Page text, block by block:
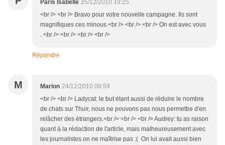
Paris Isabelle 25/12/2010 19:25
<br /> <br /> Bravo pour votre nouvelle campagne. Ils sont
magnifiques ces minous.<br /> <br /> <br /> On est avec vous
. <br /> <br /> <br /> <br />
Répondre
M Marion 24/12/2010 09:59
<br /> <br /> Ladycat: le but étant aussi de réduire le nombre
de chats sur Thuir, nous ne pouvons pas nous permettre d'en
relâcher des étrangers.<br /> <br /> <br /> Audrey: tu as raison
quant à la rédaction de l'article, mais malheureusement avec
les journalistes on ne maîtrise pas :( On lui avait aussi bien